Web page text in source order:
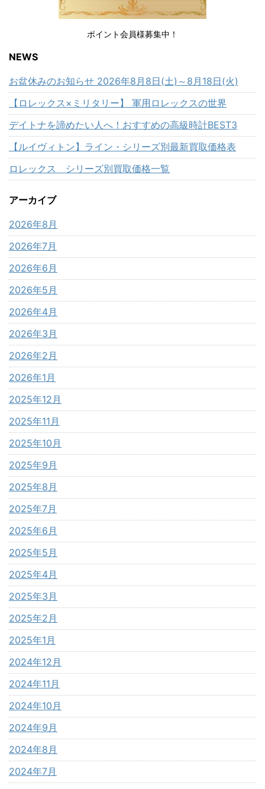
ポイント会員様募集中！
NEWS
お盆休みのお知らせ 2026年8月8日(土)～8月18日(火)
【ロレックス×ミリタリー】 軍用ロレックスの世界
デイトナを諦めたい人へ！おすすめの高級時計BEST3
【ルイヴィトン】ライン・シリーズ別最新買取価格表
ロレックス シリーズ別買取価格一覧
アーカイブ
2026年8月
2026年7月
2026年6月
2026年5月
2026年4月
2026年3月
2026年2月
2026年1月
2025年12月
2025年11月
2025年10月
2025年9月
2025年8月
2025年7月
2025年6月
2025年5月
2025年4月
2025年3月
2025年2月
2025年1月
2024年12月
2024年11月
2024年10月
2024年9月
2024年8月
2024年7月